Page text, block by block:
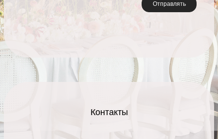
Отправлять
Контакты